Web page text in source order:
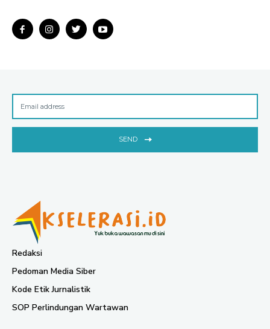
SEND
Redaksi
Pedoman Media Siber
Kode Etik Jurnalistik
SOP Perlindungan Wartawan